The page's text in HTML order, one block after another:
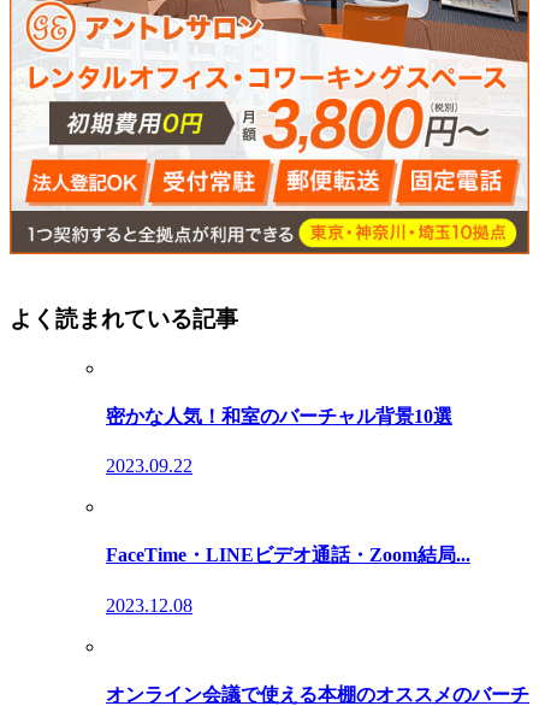
よく読まれている記事
密かな人気！和室のバーチャル背景10選
2023.09.22
FaceTime・LINEビデオ通話・Zoom結局...
2023.12.08
オンライン会議で使える本棚のオススメのバーチ